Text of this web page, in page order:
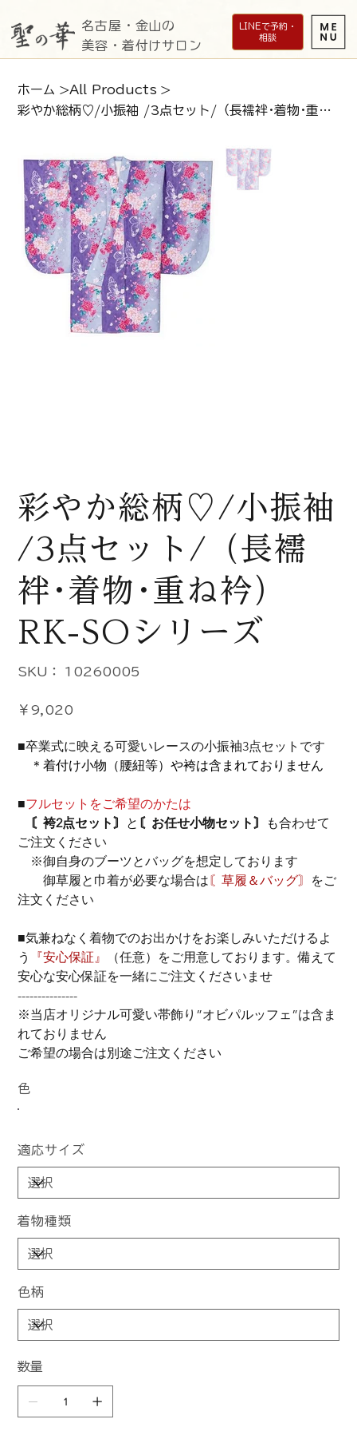
名古屋・金山の
美容・着付けサロン
LINEで予約・
相談
ホーム >All Products >
彩やか総柄♡/小振袖 /3点セット/（長襦袢･着物･重ね衿）RK-SOシリーズ
彩やか総柄♡/小振袖
/3点セット/（長襦
袢･着物･重ね衿）
RK-SOシリーズ
SKU：
10260005
10260005
格
￥9,020
■卒業式に映える可愛いレースの小振袖3点セットです
＊着付け小物（腰紐等）や袴は含まれておりません
■フルセットをご希望のかたは
〘袴2点セット〙 と 〘お任せ小物セット〙
も合わせて
ご注文ください
※御自身のブーツとバッグを想定しております
御草履と巾着が必要な場合は 〘草履＆バッグ〙 をご
注文ください
■気兼ねなく着物でのお出かけをお楽しみいただけるよ
う
『安心保証』
（任意）をご用意しております。備えて
安心な安心保証を一緒にご注文くださいませ
---------------
※当店オリジナル可愛い帯飾り”オビパルッフェ”は含ま
れておりません
ご希望の場合は別途ご注文ください
色
適応サイズ
着物種類
色柄
数量